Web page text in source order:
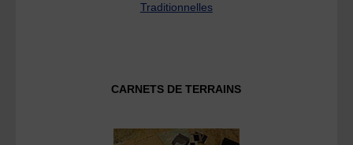
Traditionnelles
CARNETS DE TERRAINS